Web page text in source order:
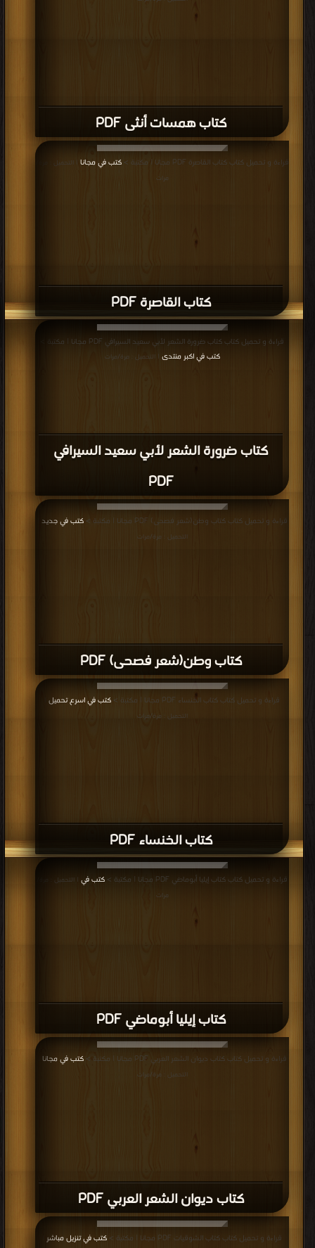
كتاب همسات أنثى PDF
كتاب القاصرة PDF
قراءة و تحميل كتاب كتاب القاصرة PDF مجانا | مكتبة > كتب في مجانا | التحميل : مرة/
مرات
كتاب ضرورة الشعر لأبي سعيد السيرافي
PDF
قراءة و تحميل كتاب كتاب ضرورة الشعر لأبي سعيد السيرافي PDF مجانا | مكتبة >
كتب في اكبر منتدى | التحميل : مرة/مرات
كتاب وطن(شعر فصحى) PDF
قراءة و تحميل كتاب كتاب وطن(شعر فصحى) PDF مجانا | مكتبة > كتب في جديد
التحميل : مرة/مرات
كتاب الخنساء PDF
قراءة و تحميل كتاب كتاب الخنساء PDF مجانا | مكتبة > كتب في اسرع تحميل
التحميل : مرة/مرات
كتاب إيليا أبوماضي PDF
قراءة و تحميل كتاب كتاب إيليا أبوماضي PDF مجانا | مكتبة > كتب في | التحميل : مرة/
مرات
كتاب ديوان الشعر العربي PDF
قراءة و تحميل كتاب كتاب ديوان الشعر العربي PDF مجانا | مكتبة > كتب في مجانا
التحميل : مرة/مرات
قراءة و تحميل كتاب كتاب الشوقيات PDF مجانا | مكتبة > كتب في تنزيل مباشر